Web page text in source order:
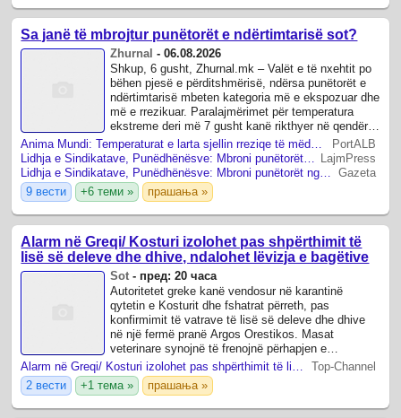
Sa janë të mbrojtur punëtorët e ndërtimtarisë sot?
Zhurnal -06.08.2026
Shkup, 6 gusht, Zhurnal.mk – Valët e të nxehtit po
bëhen pjesë e përditshmërisë, ndërsa punëtorët e
ndërtimtarisë mbeten kategoria më e ekspozuar dhe
më e rrezikuar. Paralajmërimet për temperatura
ekstreme deri më 7 gusht kanë rikthyer në qendër
të vëmendjes pyetjen se a po i ...
Anima Mundi: Temperaturat e larta sjellin rreziqe të mëdha për kafshët
PortALB
Lidhja e Sindikatave, Punëdhënësve: Mbroni punëtorët nga moti i nxehtë! LajmPress
Lidhja e Sindikatave, Punëdhënësve: Mbroni punëtorët nga moti i nxehtë!
Gazeta
9 вести
+6 теми » прашања »
Alarm në Greqi/ Kosturi izolohet pas shpërthimit të
lisë së deleve dhe dhive, ndalohet lëvizja e bagëtive
Sot - пред: 20 часа
Autoritetet greke kanë vendosur në karantinë
qytetin e Kosturit dhe fshatrat përreth, pas
konfirmimit të vatrave të lisë së deleve dhe dhive
në një fermë pranë Argos Orestikos. Masat
veterinare synojnë të frenojnë përhapjen e
sëmundjes, ndërsa kontrollet në zonë janë shtuar ...
Top-Channel
2 вести
+1 тема » прашања »